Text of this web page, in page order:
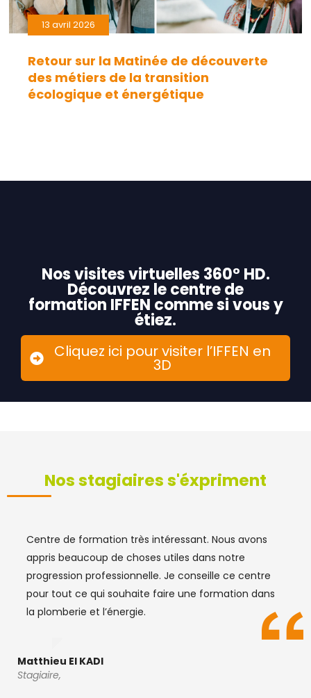
13 avril 2026
Retour sur la Matinée de découverte
des métiers de la transition
écologique et énergétique
Nos visites virtuelles 360° HD.
Découvrez le centre de
formation IFFEN comme si vous y
étiez.
Cliquez ici pour visiter l’IFFEN en
3D
Nos stagiaires s'éxpriment
Centre de formation très intéressant. Nous avons
appris beaucoup de choses utiles dans notre
progression professionnelle. Je conseille ce centre
pour tout ce qui souhaite faire une formation dans
la plomberie et l’énergie.
Matthieu El KADI
Stagiaire,